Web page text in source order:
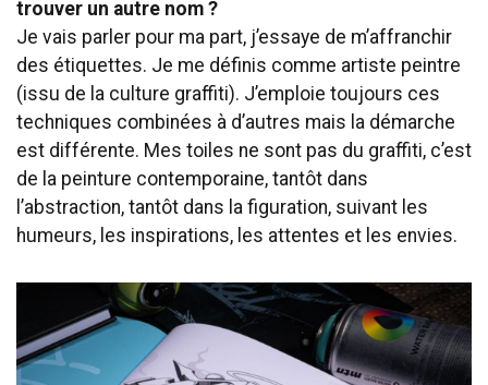
trouver un autre nom ?
Je vais parler pour ma part, j’essaye de m’affranchir
des étiquettes. Je me définis comme artiste peintre
(issu de la culture graffiti). J’emploie toujours ces
techniques combinées à d’autres mais la démarche
est différente. Mes toiles ne sont pas du graffiti, c’est
de la peinture contemporaine, tantôt dans
l’abstraction, tantôt dans la figuration, suivant les
humeurs, les inspirations, les attentes et les envies.